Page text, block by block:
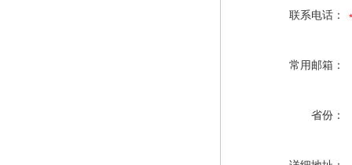
联系电话：
常用邮箱：
省份：